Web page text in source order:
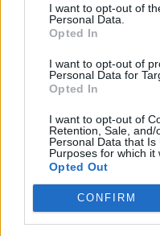
I want to opt-out of
Personal Data.
Opted In
I want to opt-out of
Personal Data for
Opted In
I want to opt-out of
Retention, Sale,
Personal Data that
Purposes for which it
Opted Out
CONFIRM
Responder:VIAJE